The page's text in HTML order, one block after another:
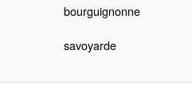
bourguignonne
savoyarde